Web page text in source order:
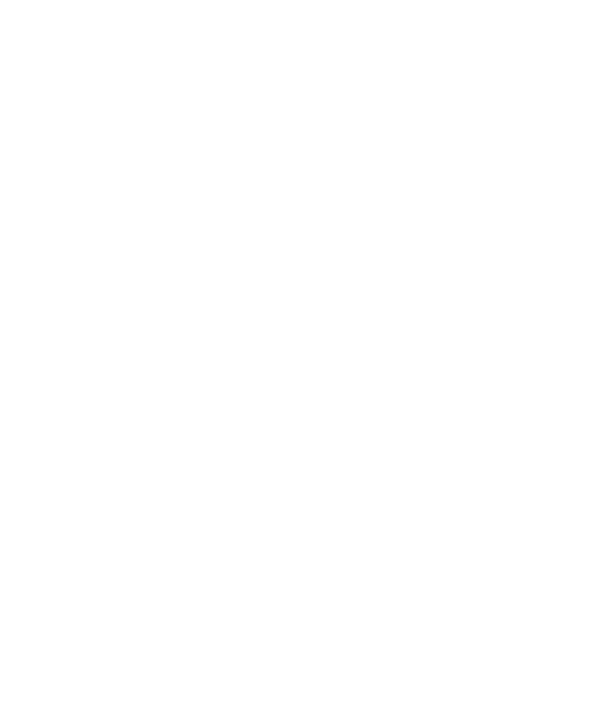
to browse this website, you accept that cookies are used to help us analyze how the website is used and to offer
our